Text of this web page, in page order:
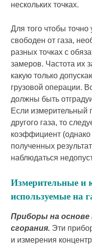
нескольких точках.
Для того чтобы точно
свободен от газа,
разных точках с
замеров. Частота их
какую только
грузовой операции.
должны быть
Если измерительный
другого газа, то
коэффициент
полученных
наблюдаться
Измерительные и
используемые на
Приборы на основе
сгорания. Эти
и измерения